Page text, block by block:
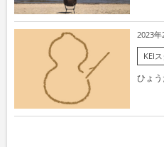
2023年
KEI
ひょ